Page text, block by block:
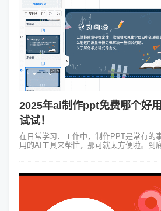
2025年ai制作ppt免费哪个好
试试！
在日常学习、工作中，制作PPT是常有的
用的AI工具来帮忙，那可就太方便啦。到